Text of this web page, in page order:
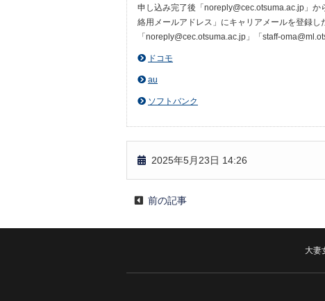
申し込み完了後「noreply@cec.otsuma.ac.jp」
絡用メールアドレス」にキャリアメールを登録
「noreply@cec.otsuma.ac.jp」「staff-
ドコモ
au
ソフトバンク
2025年5月23日 14:26
前の記事
大妻